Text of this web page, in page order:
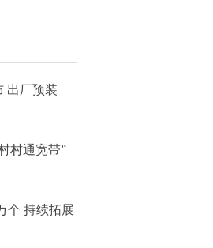
出厂预装
村通宽带”
个 持续拓展